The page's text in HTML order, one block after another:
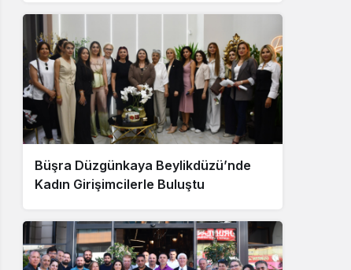
Büşra Düzgünkaya Beylikdüzü’nde
Kadın Girişimcilerle Buluştu